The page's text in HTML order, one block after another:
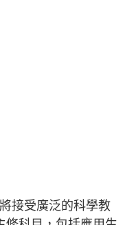
接受廣泛的科學教